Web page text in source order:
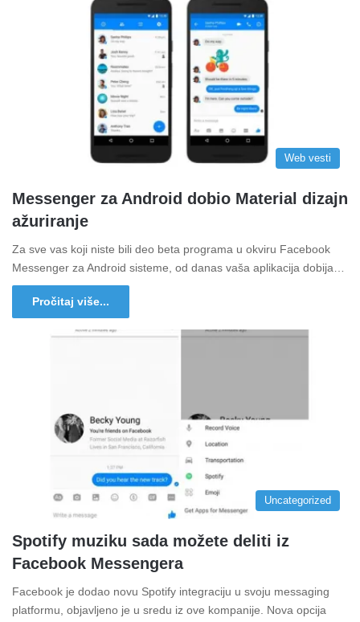
Web vesti
Messenger za Android dobio Material dizajn
ažuriranje
Za sve vas koji niste bili deo beta programa u okviru Facebook
Messenger za Android sisteme, od danas vaša aplikacija dobija…
Pročitaj više...
Uncategorized
Spotify muziku sada možete deliti iz
Facebook Messengera
Facebook je dodao novu Spotify integraciju u svoju messaging
platformu, objavljeno je u sredu iz ove kompanije. Nova opcija